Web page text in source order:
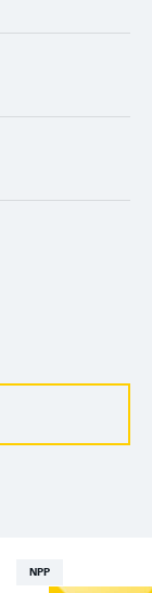
NPP